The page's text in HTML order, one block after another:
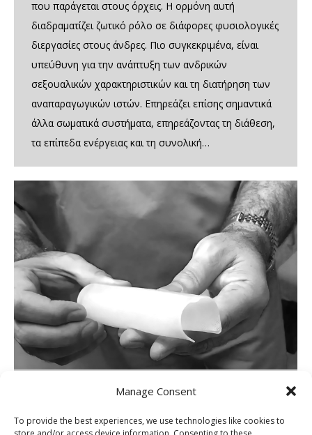
Manage Consent
To provide the best experiences, we use technologies like cookies to
που παράγεται στους όρχεις. Η ορμόνη αυτή
διαδραματίζει ζωτικό ρόλο σε διάφορες φυσιολογικές
διεργασίες στους άνδρες. Πιο συγκεκριμένα, είναι
υπεύθυνη για την ανάπτυξη των ανδρικών
σεξουαλικών χαρακτηριστικών και τη διατήρηση των
αναπαραγωγικών ιστών. Επηρεάζει επίσης σημαντικά
άλλα σωματικά συστήματα, επηρεάζοντας τη διάθεση,
τα επίπεδα ενέργειας και τη συνολική…
Αυξητική πέους: Οι πιο σύγχρονες